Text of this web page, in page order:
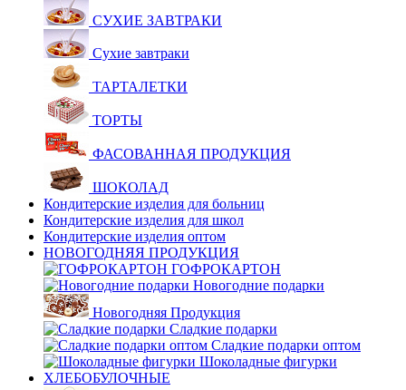
СУХИЕ ЗАВТРАКИ
Сухие завтраки
ТАРТАЛЕТКИ
ТОРТЫ
ФАСОВАННАЯ ПРОДУКЦИЯ
ШОКОЛАД
Кондитерские изделия для больниц
Кондитерские изделия для школ
Кондитерские изделия оптом
НОВОГОДНЯЯ ПРОДУКЦИЯ
ГОФРОКАРТОН
Новогодние подарки
Новогодняя Продукция
Сладкие подарки
Сладкие подарки оптом
Шоколадные фигурки
ХЛЕБОБУЛОЧНЫЕ